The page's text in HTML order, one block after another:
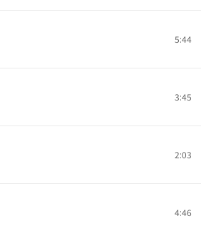
5:44
3:45
2:03
4:46